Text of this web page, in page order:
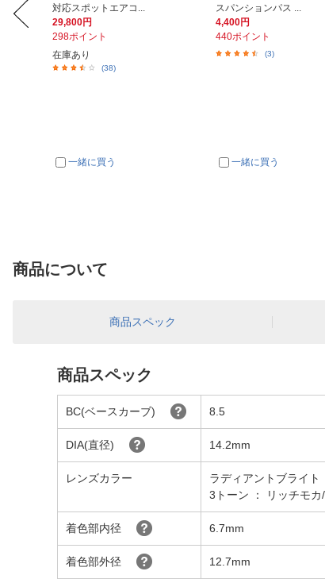
対応スポットエアコ...
29,800円
298ポイント
在庫あり
(38)
一緒に買う
スパンションパス ...
4,400円
440ポイント
(3)
一緒に買う
商品について
商品スペック
商品スペック
BC(ベースカーブ) 8.5
DIA(直径) 14.2mm
レンズカラー
ラディアントブライト
3トーン ： リッチモ
着色部内径 6.7mm
着色部外径 12.7mm